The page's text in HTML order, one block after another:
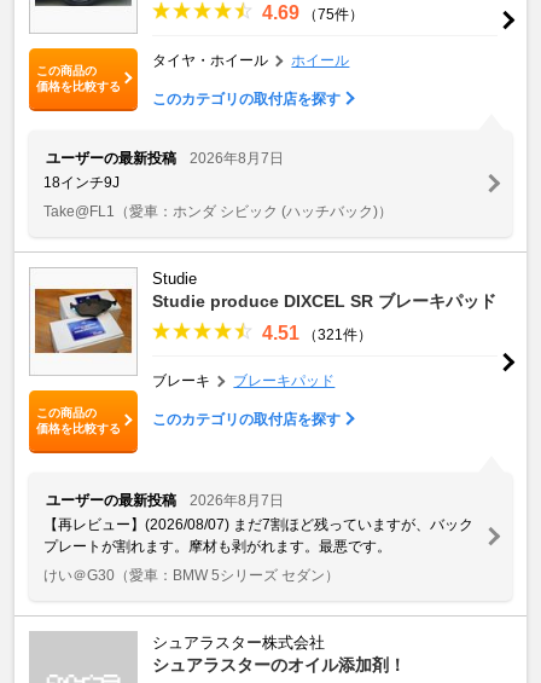
この商品の
価格を比較する
4.69 （75件）
タイヤ・ホイール ホイール
このカテゴリの取付店を探す
ユーザーの最新投稿
2026年8月7日
18インチ9J
Take@FL1
（愛車：ホンダ シビック (ハッチバック)）
この商品の
価格を比較する
Studie
Studie produce DIXCEL SR ブレーキパッド
4.51 （321件）
ブレーキ ブレーキパッド
このカテゴリの取付店を探す
ユーザーの最新投稿
2026年8月7日
【再レビュー】(2026/08/07) まだ7割ほど残っていますが、バック
プレートが割れます。摩材も剥がれます。最悪です。
けい＠G30 （愛車：BMW 5シリーズ セダン）
シュアラスター株式会社
シュアラスターのオイル添加剤！